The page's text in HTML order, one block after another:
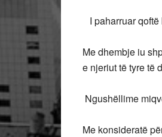
I paharruar
Me dhembje iu
e njeriut të tyre të
Ngushëllime
Me konsideratë